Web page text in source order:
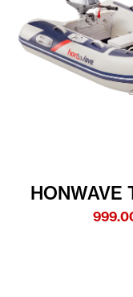
HONWAVE